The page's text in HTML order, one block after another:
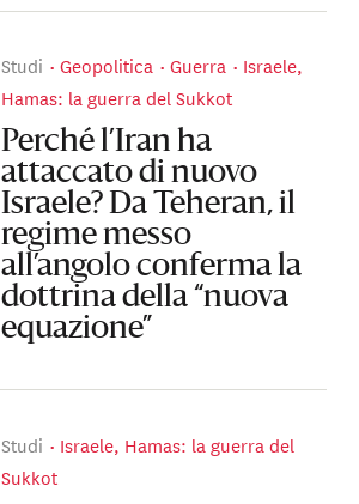
Studi Geopolitica Guerra
Israele,
Hamas: la guerra del Sukkot
Perché l’Iran ha
attaccato di nuovo
Israele? Da Teheran, il
regime messo
all’angolo conferma la
dottrina della “nuova
equazione”
Studi
Israele, Hamas: la guerra del
Sukkot